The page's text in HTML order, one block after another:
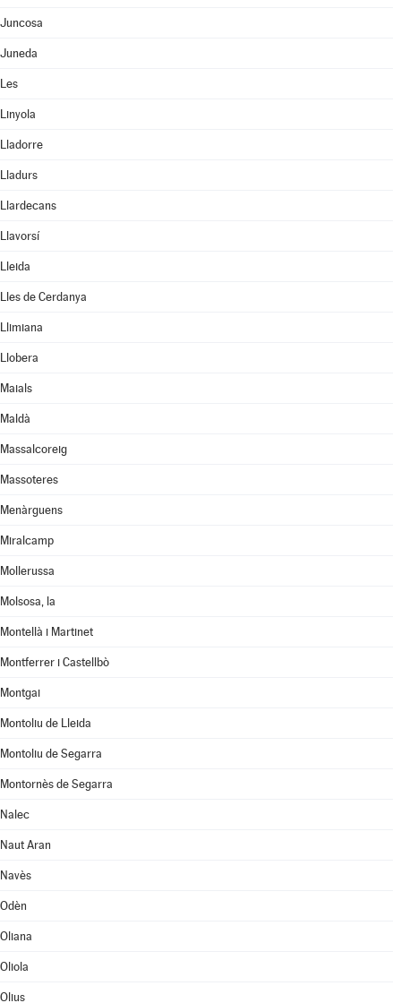
Juncosa
Juneda
Les
Linyola
Lladorre
Lladurs
Llardecans
Llavorsí
Lleida
Lles de Cerdanya
Llimiana
Llobera
Maials
Maldà
Massalcoreig
Massoteres
Menàrguens
Miralcamp
Mollerussa
Molsosa, la
Montellà i Martinet
Montferrer i Castellbò
Montgai
Montoliu de Lleida
Montoliu de Segarra
Montornès de Segarra
Nalec
Naut Aran
Navès
Odèn
Oliana
Oliola
Olius